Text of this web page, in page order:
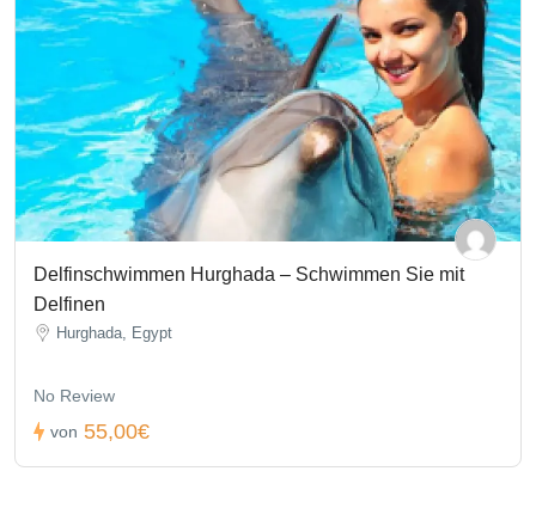
Delfinschwimmen Hurghada – Schwimmen Sie mit
Delfinen
Hurghada, Egypt
No Review
von 55,00€